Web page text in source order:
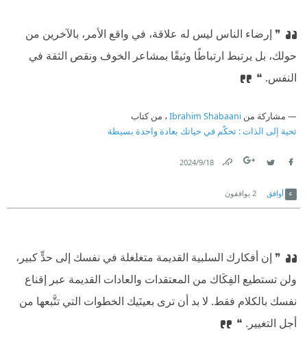
❞ إرضاء الناس ليس له علاقة، في واقع الأمر، بالآخرين من
حولك، بل يرتبط ارتباطًا وثيقًا بمشاعر الخوف ونقص الثقة في
النفس. ❝
مشاركة من Ibrahim Shabaani ، من كتاب
تحية إلى الذات : تحكّم في حياتك بعادة واحدة بسيطة
18‏/9‏/2024
أوافق 2 يوافقون
❞ إن أفكارك السلبية القديمة متغلغلة في نفسك إلى حدٍّ كبير،
ولن تستطيع الفِكَاك من المعتقدات والعادات القديمة عبر إقناع
نفسك بالكلام فقط. لا بد أن ترى بعينَيك الخطوات التي تتَّبعها من
أجل التغيير. ❝